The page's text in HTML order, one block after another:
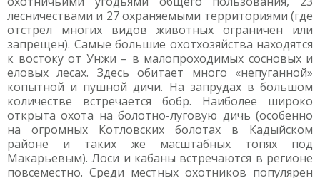
лесничествами и 27 охраняемыми территориями (где
отстрел многих видов животных ограничен или
запрещен). Самые большие охотхозяйства находятся
к востоку от Унжи – в малопроходимых сосновых и
еловых лесах. Здесь обитает много «непуганной»
копытной и пушной дичи. На запрудах в большом
количестве встречается бобр. Наиболее широко
открыта охота на болотно-луговую дичь (особенно
на огромных Котловских болотах в Кадыйском
районе и таких же масштабных топях под
Макарьевым). Лоси и кабаны встречаются в регионе
повсеместно. Среди местных охотников популярен